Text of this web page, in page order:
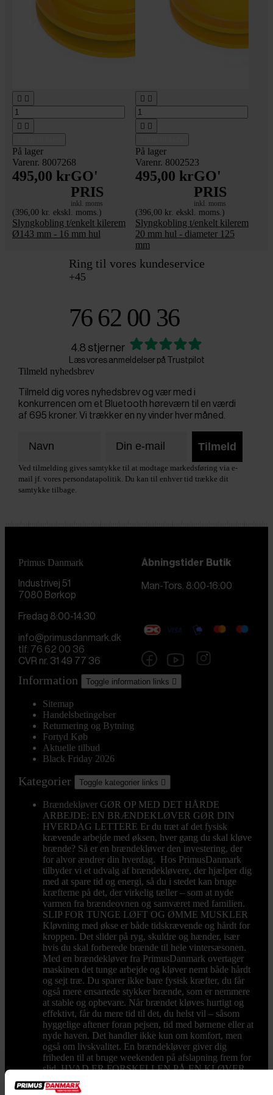
 
 
På lager
Varenr. 8007268
495,00 krGO'
PRIS
inkl. moms
(396,00 kr. ekskl. moms.)
Slyngkobling t/enkelt kilerem
Ø143 mm - 16 mm hul
 
 
På lager
Varenr. 8002523
495,00 krGO'
PRIS
inkl. moms
(396,00 kr. ekskl. moms.)
Slyngkobling t/enkelt kilerem
20 mm hul - diameter 125
mm
Ring til vores kundeservice
+45
76 62 00 36
4.8 stjerner
Læs vores anmeldelser på Trustpilot
Tilmeld nyhedsbrev
Tilmeld dig vores nyhedsbrev og vær med i
konkurrencen om et Bluetooth høreværn til en værdi
af 695 kroner. Vi trækker en ny vinder hver måned.
Tilmeld
Ved tilmelding gives samtykke til at modtage markedsføring via e-
mail jf. vores persondatapolitik. Du kan til enhver tid trække dit
samtykke tilbage.
Primus Danmark
Industrivej 51
7080 Børkop
Åbningstider Butik
Man-Tors. 8:00-16:00
Fredag 8:00-14:30
info@primusdanmark.dk
tlf. 76 62 00 36
CVR nr. 31 49 77 36
Information Toggle information links 
Sitemap
Handelsbetingelser
Returnering og Bytning
Fortyd Køb
Aktuelle tilbud
Black Friday 2026
Kategorier Toggle kategorier links 
Brændekløver GØR OP MED DET HÅRDE
ARBEJDE: EN BRÆNDEKLØVER GØR DIN
HVERDAG LETTERE Er du træt af det fysisk
krævende arbejde med øksen, hver gang du skal kløve
brænde? Så er en brændekløver den investering, der
for alvor ændrer din hverdag. Hos PrimusDanmark
tilbyder vi et udvalg af brændekløvere, der hjælper dig
med at spare tid og energi, så du i stedet kan bruge
kræfterne på det, der virkelig tæller – som at nyde
varmen fra brændeovnen og samværet med familien.
SLIP FOR TUNGE LØFT OG ØMME MUSKLER
Kløvning med økse er både tidskrævende og hårdt for
kroppen. Det slider på ryg, skuldre og hænder, især
hvis du skal forberede brænde til hele vintersæsonen.
Med en brændekløver fra PrimusDanmark overtager
maskinen det tunge arbejde og kløver nemt både hårdt
og sejt træ. Du sparer ikke bare fysisk kræfter, du får
også mere ensartede stykker brænde, som er nemmere
at stable og opbevare. Når brændet kløves hurtigt og
effektivt, får du mere tid til det, du helst vil – såsom
hyggelige aftener foran pejsen, tid med børnene eller at
nyde haven. Det handler ikke kun om komfort, men
også om livskvalitet. En brændekløver giver dig
friheden til at bruge weekenden på afslapning frem for
slid. HVAD ER FORSKELLEN PÅ EN KLØVER,
FLÆKKER OG SPLITTER? Mange spørger, om der
er forskel på en brændekløver, en brændeflækker og en